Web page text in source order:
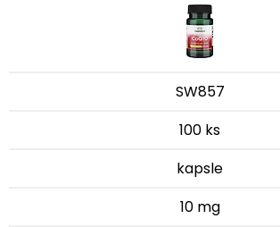
SW857
100 ks
kapsle
10 mg